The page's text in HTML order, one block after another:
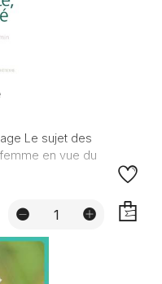
Le sujet des
en vue du